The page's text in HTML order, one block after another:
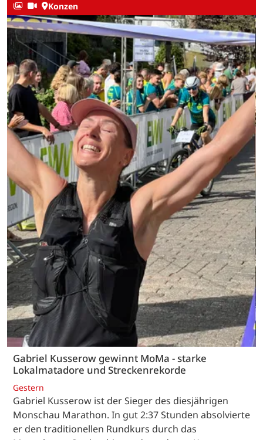
Konzen
Gabriel Kusserow gewinnt MoMa - starke
Lokalmatadore und Streckenrekorde
Gestern
Gabriel Kusserow ist der Sieger des diesjährigen
Monschau Marathon. In gut 2:37 Stunden absolvierte
er den traditionellen Rundkurs durch das